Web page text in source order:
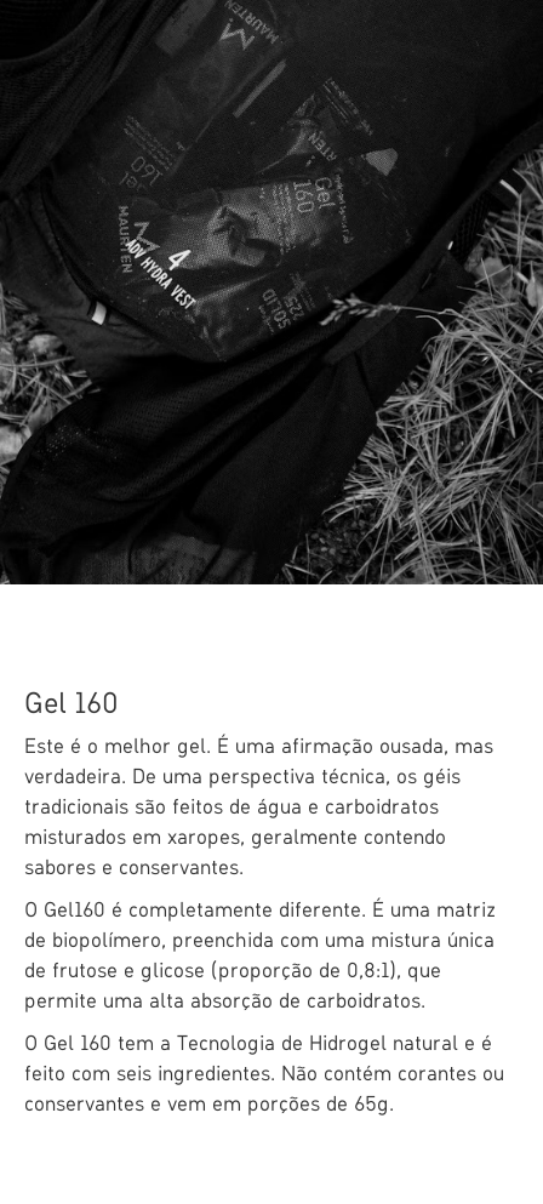
Gel 160
Este é o melhor gel. É uma afirmação ousada, mas
verdadeira. De uma perspectiva técnica, os géis
tradicionais são feitos de água e carboidratos
misturados em xaropes, geralmente contendo
sabores e conservantes.
O Gel160 é completamente diferente. É uma matriz
de biopolímero, preenchida com uma mistura única
de frutose e glicose (proporção de 0,8:1), que
permite uma alta absorção de carboidratos.
O Gel 160 tem a Tecnologia de Hidrogel natural e é
feito com seis ingredientes. Não contém corantes ou
conservantes e vem em porções de 65g.